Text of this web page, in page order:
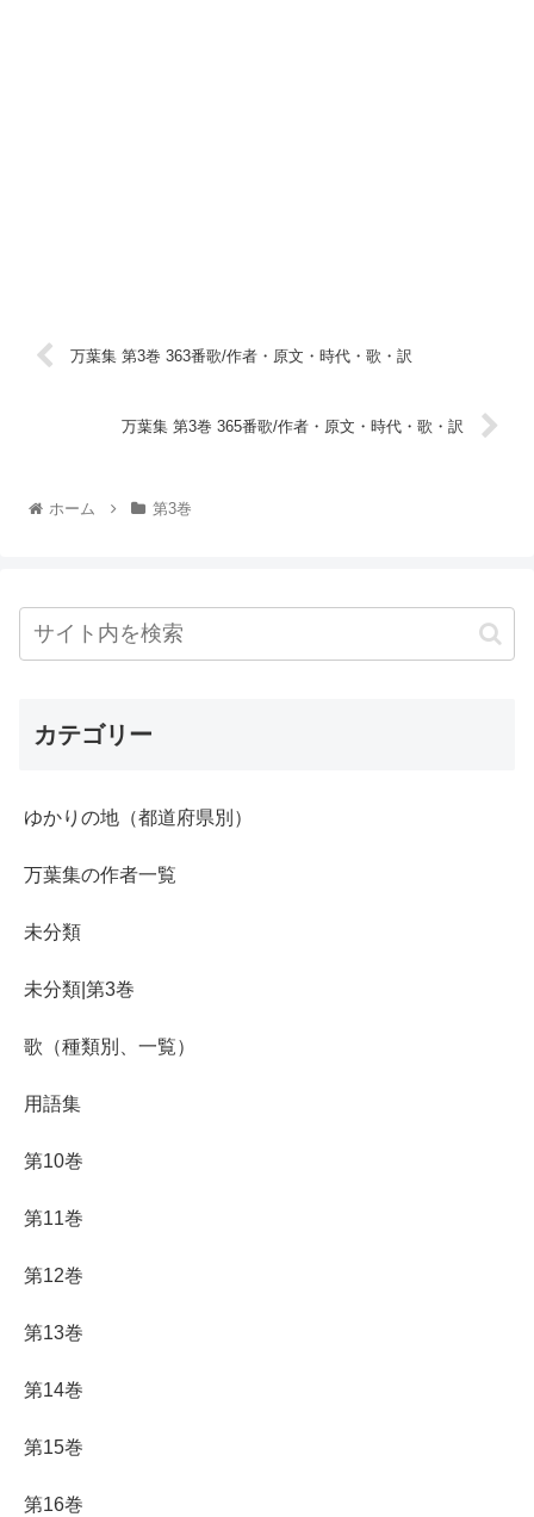
万葉集 第3巻 363番歌/作者・原文・時代・歌・訳
万葉集 第3巻 365番歌/作者・原文・時代・歌・訳
ホーム 第3巻
カテゴリー
ゆかりの地（都道府県別）
万葉集の作者一覧
未分類
未分類|第3巻
歌（種類別、一覧）
用語集
第10巻
第11巻
第12巻
第13巻
第14巻
第15巻
第16巻